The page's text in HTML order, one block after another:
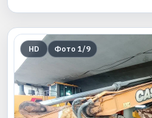
HD Фото 1/9